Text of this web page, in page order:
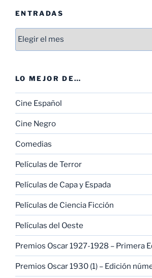
ENTRADAS
Entradas
LO MEJOR DE…
Cine Español
Cine Negro
Comedias
Películas de Terror
Películas de Capa y Espada
Películas de Ciencia Ficción
Películas del Oeste
Premios Oscar 1927-1928 – Primera
Premios Oscar 1930 (1) – Edición